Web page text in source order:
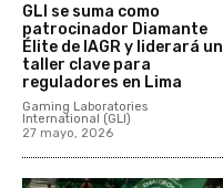
GLI se suma como
patrocinador Diamante
Élite de IAGR y liderará un
taller clave para
reguladores en Lima
Gaming Laboratories
International (GLI)
27 mayo, 2026